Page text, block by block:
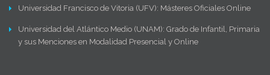
Universidad Francisco de Vitoria (UFV): Másteres Oficiales Online
Universidad del Atlántico Medio (UNAM): Grado de Infantil, Primaria
y sus Menciones en Modalidad Presencial y Online